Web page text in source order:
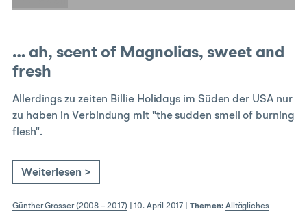
… ah, scent of Magnolias, sweet and
fresh
Allerdings zu zeiten Billie Holidays im Süden der USA nur
zu haben in Verbindung mit "the sudden smell of burning
flesh".
Weiterlesen >
Günther Grosser (2008 – 2017)| 10. April 2017 |Themen: Alltägliches